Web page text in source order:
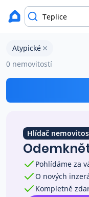
Prodat
Prodej s
Ceny
Okamžitý
okres Teplice
Atypické byty na
Atypické
0 nemovitostí
Hlídač
Pohlídáme za
O nových
Kompletně